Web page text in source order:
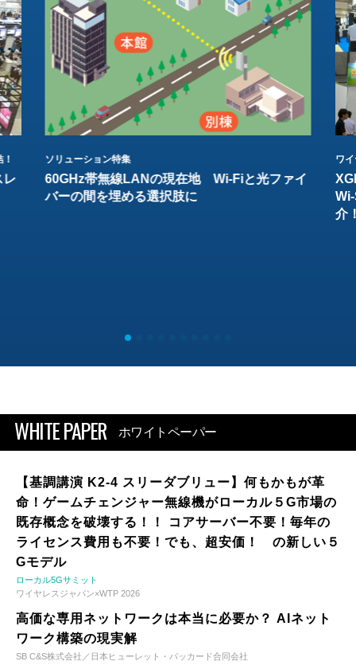
レ
ソリューション特集
60GHz帯無線LANの現在地 Wi-Fiと光ファイ
バーの間を埋める選択肢に
ワ
介
WHITE PAPER ホワイトペーパー
【基調講演 K2-4 スリーダブリュー】何もかもが革
命！ゲームチェンジャー無線機がローカル５G市場の
既存概念を破壊する！！ コアサーバー不要！毎年の
ライセンス費用も不要！でも、超安価！ の新しい５
Gモデル
ローカル5Gサミット
ワイヤレスジャパン×WTP 2026
高価な専用ネットワークは本当に必要か？ AIネット
ワーク構築の現実解
SB C&S株式会社／日本ヒューレット・パッカード合同会社